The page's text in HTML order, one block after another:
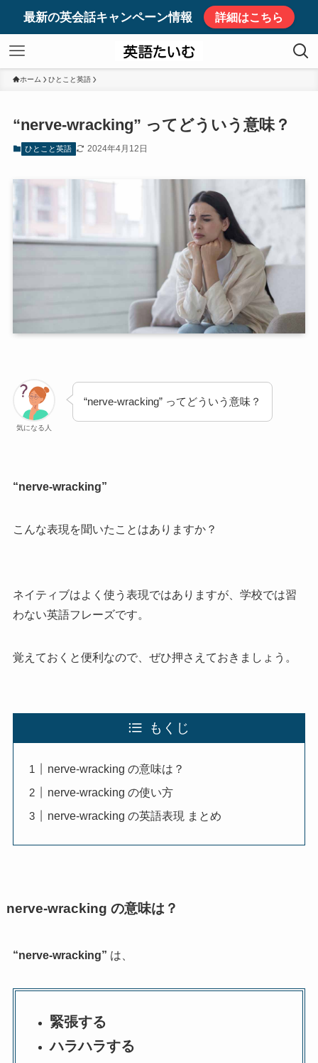
最新の英会話キャンペーン情報 詳細はこちら
ホーム ひとこと英語
“nerve-wracking” ってどういう意味？
ひとこと英語 2024年4月12日
気になる人
“nerve-wracking” ってどういう意味？
“nerve-wracking”
こんな表現を聞いたことはありますか？
ネイティブはよく使う表現ではありますが、学校では習
わない英語フレーズです。
覚えておくと便利なので、ぜひ押さえておきましょう。
もくじ
nerve-wracking の意味は？
nerve-wracking の使い方
nerve-wracking の英語表現 まとめ
nerve-wracking の意味は？
“nerve-wracking” は、
緊張する
ハラハラする